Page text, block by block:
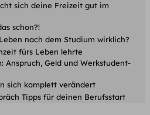
sich deine Freizeit gut im
schon?!
nach dem Studium wirklich?
fürs Leben lehrte
Anspruch, Geld und Werkstudent-
sich komplett verändert
Tipps für deinen Berufsstart